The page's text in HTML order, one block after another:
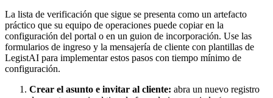
La lista de verificación que sigue se presenta como un artefacto
práctico que su equipo de operaciones puede copiar en la
configuración del portal o en un guion de incorporación. Use las
formularios de ingreso y la mensajería de cliente con plantillas de
LegistAI para implementar estos pasos con tiempo mínimo de
configuración.
Crear el asunto e invitar al cliente: abra un nuevo registro